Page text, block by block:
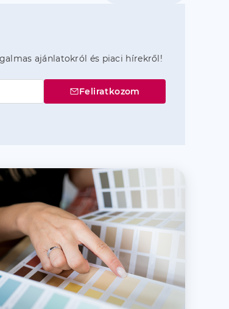
ajánlatokról és piaci hírekről!
Feliratkozom